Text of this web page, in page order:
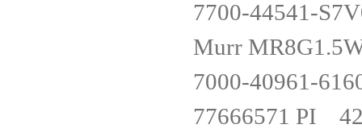
7700-44541-
Murr
7000-40961-
77666571 PI